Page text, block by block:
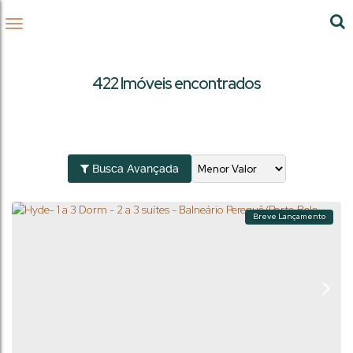
422 Imóveis encontrados
Busca Avançada
Breve Lançamento